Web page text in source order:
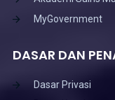
MyGovernment
DASAR DAN
Dasar Privasi